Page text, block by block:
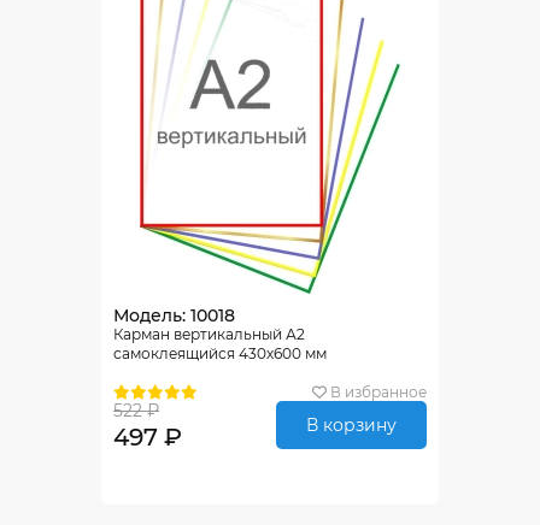
Модель: 10018
Карман вертикальный А2
самоклеящийся 430х600 мм
В избранное
522 ₽
497 ₽ В корзину